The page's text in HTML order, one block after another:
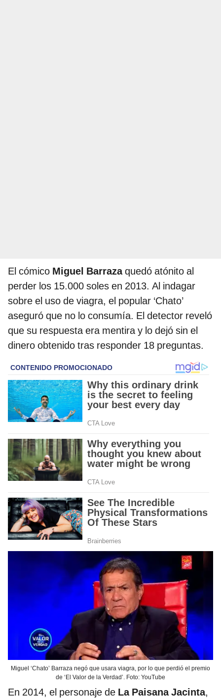
El cómico Miguel Barrazaquedó atónito al
perder los 15.000 soles en 2013. Al indagar
sobre el uso de viagra, el popular ‘Chato’
aseguró que no lo consumía. El detector reveló
que su respuesta era mentira y lo dejó sin el
dinero obtenido tras responder 18 preguntas.
Miguel ‘Chato’ Barraza negó que usara viagra, por lo que perdió el premio
de ‘El Valor de la Verdad’. Foto: YouTube
En 2014, el personaje de La Paisana Jacinta,